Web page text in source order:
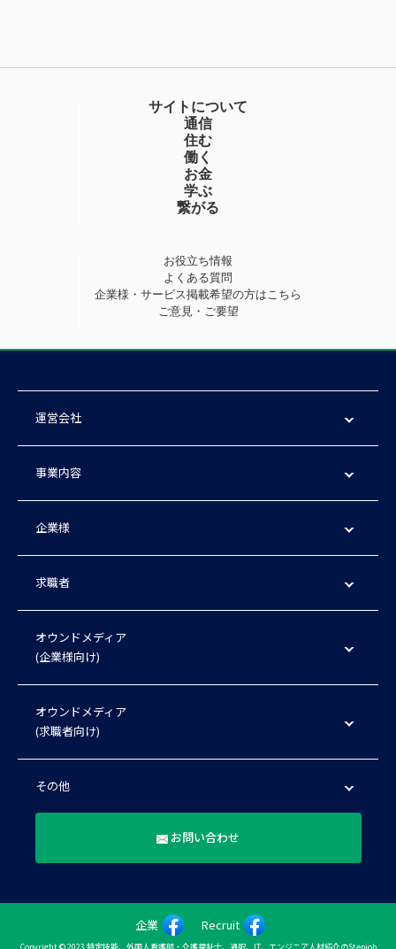
サイトについて
通信
住む
働く
お金
学ぶ
繋がる
お役立ち情報
よくある質問
企業様・サービス掲載希望の方はこちら
ご意見・ご要望
運営会社
事業内容
企業様
求職者
オウンドメディア
(企業様向け)
オウンドメディア
(求職者向け)
その他
お問い合わせ
企業 Recruit
Copyright © 2023 特定技能、外国人看護師・介護福祉士、通訳、IT、エンジニア人材紹介のStepjob